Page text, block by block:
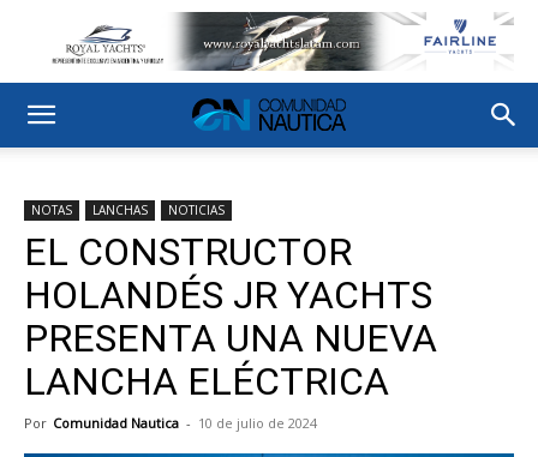
NOTAS LANCHAS NOTICIAS
EL CONSTRUCTOR
HOLANDÉS JR YACHTS
PRESENTA UNA NUEVA
LANCHA ELÉCTRICA
Por Comunidad Nautica - 10 de julio de 2024